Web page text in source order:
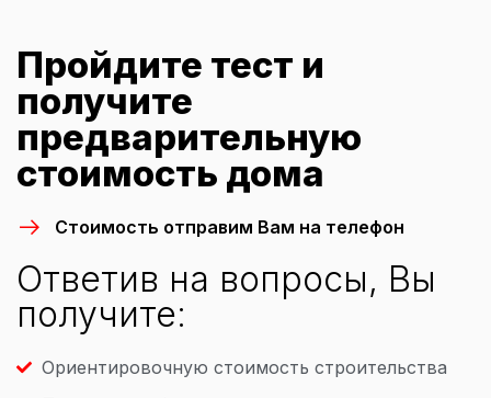
Пройдите тест и
получите
предварительную
стоимость дома
Стоимость отправим Вам на телефон
Ответив на вопросы, Вы
получите:
Ориентировочную стоимость строительства